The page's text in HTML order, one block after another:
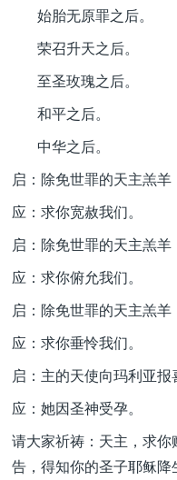
始胎无原罪之后。
荣召升天之后。
至圣玫瑰之后。
和平之后。
中华之后。
启：除免世罪的天主羔羊
应：求你宽赦我们。
启：除免世罪的天主羔羊
应：求你俯允我们。
启：除免世罪的天主羔羊
应：求你垂怜我们。
启：主的天使向玛利亚报
应：她因圣神受孕。
请大家祈祷：天主，求
告，得知你的圣子耶稣